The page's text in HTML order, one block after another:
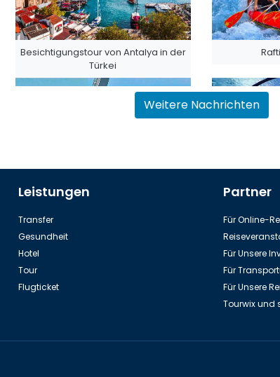
Besichtigungstour von Antalya in der
Türkei
Seilbahn zur Spitze des Tahtali-
Kos Insel
Weitere Nachrichten
Leistungen
Transfer
Gesundheit
Hotel
Tour
Flugticket
Partner
Für Online-
Für Unsere
Für
Für Unsere
Tourwix und